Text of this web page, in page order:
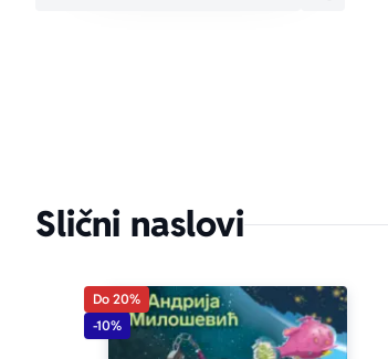
Slični naslovi
Do 20%
-10%